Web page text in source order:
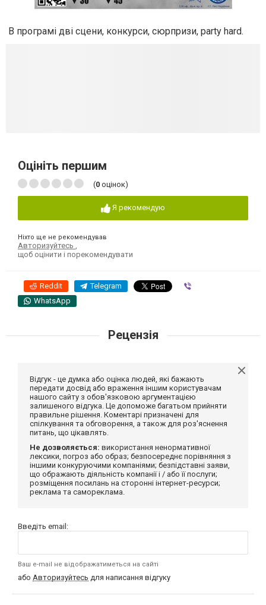
В програмі дві сцени, конкурси, сюрпризи, party hard.
Оцініть першим
(0 оцінок)
Я рекомендую
Ніхто ще не рекомендував
Авторизуйтесь
щоб оцінити і порекомендувати
Reddit Telegram
WhatsApp
Рецензія
Відгук - це думка або оцінка людей, які бажають
передати досвід або враження іншим користувачам
нашого сайту з обов'язковою аргументацією
залишеного відгука. Це допоможе багатьом прийняти
правильне рішення. Коментарі призначені для
спілкування та обговорення, а також для роз'яснення
питань, що цікавлять.
Не дозволяється: використання ненормативної
лексики, погроз або образ; безпосереднє порівняння з
іншими конкуруючими компаніями; безпідставні заяви,
що ображають діяльність компанії і / або її послуги;
розміщення посилань на сторонні інтернет-ресурси;
реклама та самореклама.
Введіть email:
Ваш e-mail не відображатиметься на сайті
або Авторизуйтесь для написання відгуку